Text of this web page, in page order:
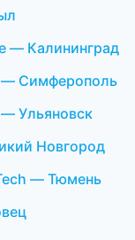
— Калининград
— Симферополь
Ульяновск
Новгород
— Тюмень